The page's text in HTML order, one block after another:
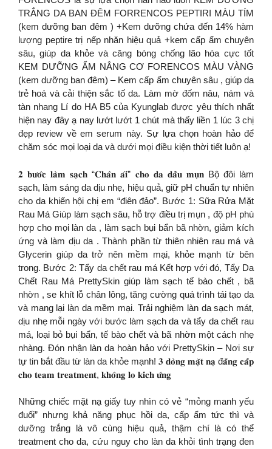
TRẮNG DA BAN ĐÊM FORRENCOS PEPTIRI MÀU TÍM
(kem dưỡng ban đêm ) +Kem dưỡng chứa đến 14% hàm
lượng peptire trị nếp nhăn hiệu quả +kem cấp ẩm chuyên
sâu, giúp da khỏe và căng bóng chống lão hóa cực tốt
KEM DƯỠNG ẨM NÂNG CƠ FORENCOS MÀU VÀNG
(kem dưỡng ban đêm) – Kem cấp ẩm chuyên sâu , giúp da
trẻ hoá và cải thiện sắc tố da. Làm mờ đốm nâu, nám và
tàn nhang Lí do HA B5 của Kyunglab được yêu thích nhất
hiện nay đây ạ nay lướt lướt 1 chút mà thấy liền 1 lúc 3 chị
đẹp review về em serum này. Sự lựa chọn hoàn hảo để
chăm sóc mọi loại da và dưới mọi điều kiện thời tiết luôn ạ!
𝟐 𝐛𝐮̛𝐨̛́𝐜 𝐥𝐚̀𝐦 𝐬𝐚̣𝐜𝐡 “𝐂𝐡𝐚̂𝐧 𝐚́𝐢” 𝐜𝐡𝐨 𝐝𝐚 𝐝𝐚̂̀𝐮 𝐦𝐮̣𝐧 Bộ đôi làm
sạch, làm sáng da dịu nhẹ, hiệu quả, giữ pH chuẩn tự nhiên
cho da khiến hội chị em “điên đảo”. Bước 1: Sữa Rửa Mặt
Rau Má Giúp làm sạch sâu, hỗ trợ điều trị mụn , độ pH phù
hợp cho mọi làn da , làm sạch bụi bẩn bã nhờn, giảm kích
ứng và làm dịu da . Thành phần từ thiên nhiên rau má và
Glycerin giúp da trở nên mềm mại, khỏe mạnh từ bên
trong. Bước 2: Tẩy da chết rau má Kết hợp với đó, Tẩy Da
Chết Rau Má PrettySkin giúp làm sạch tế bào chết , bã
nhờn , se khít lỗ chân lông, tăng cường quá trình tái tạo da
và mang lại làn da mềm mại. Trải nghiệm làn da sạch mát,
dịu nhẹ mỗi ngày với bước làm sạch da và tẩy da chết rau
má, loại bỏ bụi bẩn, tế bào chết và bã nhờn một cách nhẹ
nhàng. Đón nhận làn da hoàn hảo với PrettySkin – Nơi sự
tự tin bắt đầu từ làn da khỏe mạnh! 𝟑 𝐝𝐨̀𝐧𝐠 𝐦𝐚̣̆𝐭 𝐧𝐚̣ đ𝐚̆̉𝐧𝐠 𝐜𝐚̂́𝐩
𝐜𝐡𝐨 𝐭𝐞𝐚𝐦 𝐭𝐫𝐞𝐚𝐭𝐦𝐞𝐧𝐭, 𝐤𝐡𝐨̂𝐧𝐠 𝐥𝐨 𝐤𝐢́𝐜𝐡 𝐮̛́𝐧𝐠
Những chiếc mặt nạ giấy tuy nhìn có vẻ “mỏng manh yếu
đuối” nhưng khả năng phục hồi da, cấp ẩm tức thì và
dưỡng trắng là vô cùng hiệu quả, thậm chí là có thể
treatment cho da, cứu nguy cho làn da khỏi tình trạng đen